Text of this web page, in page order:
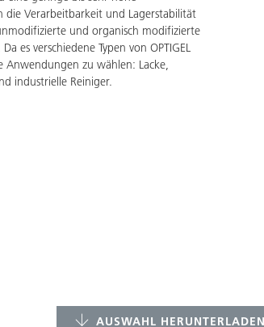
die Verarbeitbarkeit und Lagerstabilität
und organisch modifizierte
es verschiedene Typen von OPTIGEL
Anwendungen zu wählen: Lacke,
industrielle Reiniger.
AUSWAHL